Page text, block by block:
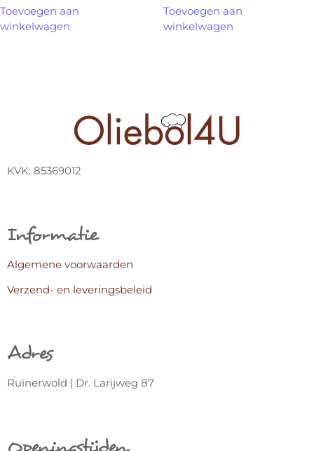
Toevoegen aan
winkelwagen
Toevoegen aan
winkelwagen
KVK: 85369012
Informatie
Algemene voorwaarden
Verzend- en leveringsbeleid
Adres
Ruinerwold | Dr. Larijweg 87